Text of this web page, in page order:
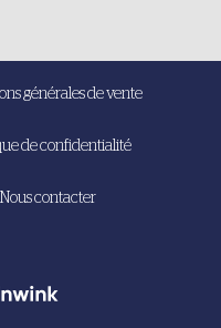
générales de vente
de confidentialité
Nous contacter